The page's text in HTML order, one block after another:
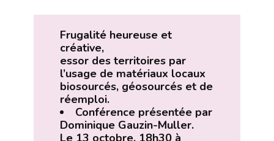
Frugalité heureuse et
créative,
essor des territoires par
l’usage de matériaux locaux
biosourcés, géosourcés et de
réemploi.
Conférence présentée par
Dominique Gauzin-Muller.
Le 13 octobre, 18h30 à